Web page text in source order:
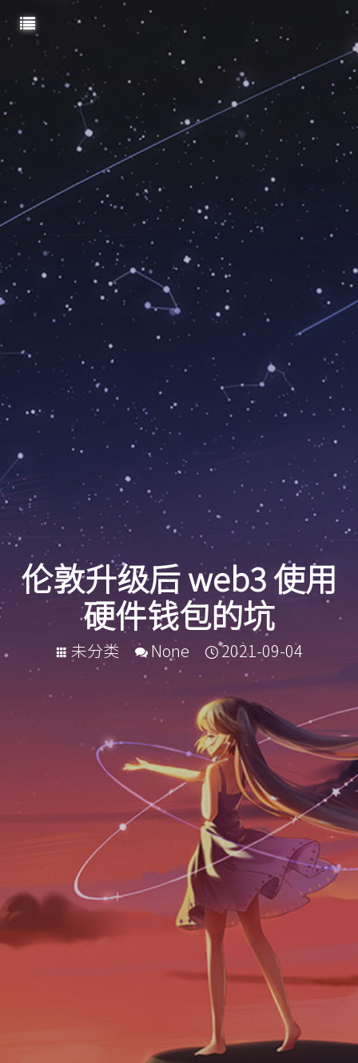
伦敦升级后 web3 使用
硬件钱包的坑
未分类 None 2021-09-04